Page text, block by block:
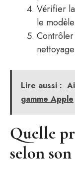
Vérifier
le modèle
nettoyage
Lire aussi :
gamme Apple
Quelle
selon son